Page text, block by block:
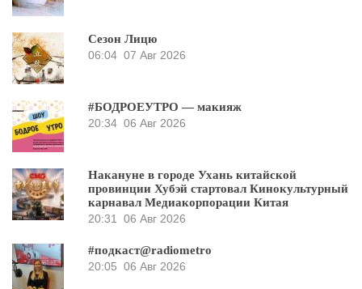
Сезон Лицю
06:04 07 Авг 2026
#БОДРОЕУТРО — макияж
20:34 06 Авг 2026
Накануне в городе Ухань китайской
провинции Хубэй стартовал Кинокультурный
карнавал Медиакорпорации Китая
20:31
06 Авг 2026
#подкаст@radiometro
20:05 06 Авг 2026